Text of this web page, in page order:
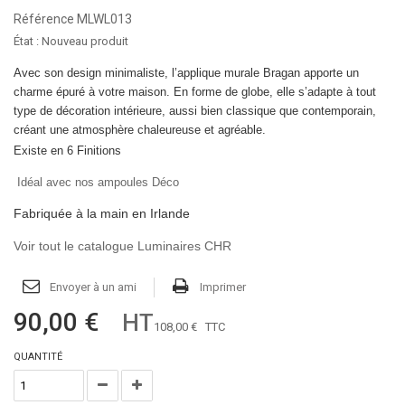
Référence MLWL013
État : Nouveau produit
Avec son design minimaliste, l’applique murale Bragan apporte un
charme épuré à votre maison. En forme de globe, elle s’adapte à tout
type de décoration intérieure, aussi bien classique que contemporain,
créant une atmosphère chaleureuse et agréable.
Existe en 6 Finitions
Idéal avec nos ampoules Déco
Fabriquée à la main en Irlande
Voir tout le catalogue Luminaires CHR
Envoyer à un ami Imprimer
90,00 € HT108,00 € TTC
QUANTITÉ